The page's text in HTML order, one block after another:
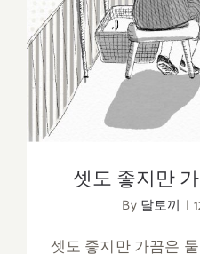
셋도 좋지만
By 달토끼 |
셋도 좋지만 가끔은